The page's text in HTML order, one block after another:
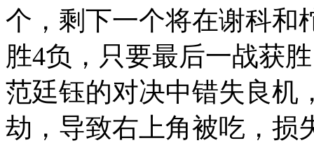
个，剩下一个将在谢科和
胜4负，只要最后一战获
范廷钰的对决中错失良机
劫，导致右上角被吃，损